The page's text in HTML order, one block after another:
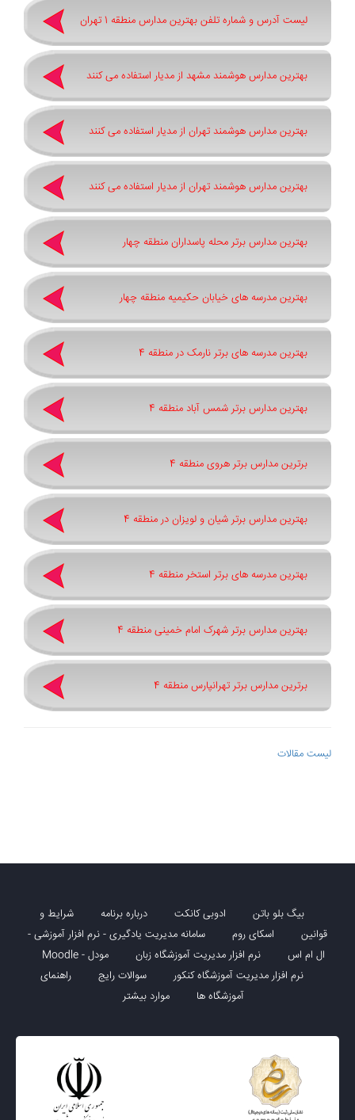
لیست آدرس و شماره تلفن بهترین مدارس منطقه 1 تهران
بهترین مدارس هوشمند مشهد از مدیار استفاده می کنند
بهترین مدارس هوشمند تهران از مدیار استفاده می کنند
بهترین مدارس هوشمند تهران از مدیار استفاده می کنند
بهترین مدارس برتر محله پاسداران منطقه چهار
بهترین مدرسه های خیابان حکیمیه منطقه چهار
بهترین مدرسه های برتر نارمک در منطقه 4
بهترین مدارس برتر شمس آباد منطقه 4
برترین مدارس برتر هروی منطقه 4
بهترین مدارس برتر شیان و لویزان در منطقه 4
بهترین مدرسه های برتر استخر منطقه 4
بهترین مدارس برتر شهرک امام خمینی منطقه 4
برترین مدارس برتر تهرانپارس منطقه 4
لیست مقالات
بیگ بلو باتن ادوبی کانکت درباره برنامه
شرایط و
قوانین
اسکای روم
سامانه مدیریت یادگیری - نرم افزار آموزشی -
ال ام اس
نرم افزار مدیریت آموزشگاه زبان
مودل - Moodle
نرم افزار مدیریت آموزشگاه کنکور
سوالات رایج
راهنمای
آموزشگاه ها
موارد بیشتر